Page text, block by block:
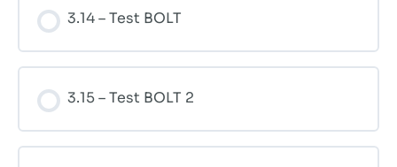
3.14 – Test BOLT
3.15 – Test BOLT 2